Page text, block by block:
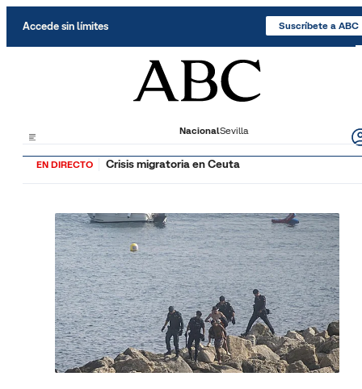
Accede sin límites Suscríbete a ABC
NacionalSevilla
EN DIRECTO Crisis migratoria en Ceuta